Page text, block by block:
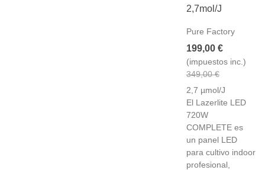
2,7mol/J
Pure Factory
199,00 €
(impuestos inc.)
349,00 €
2,7 µmol/J
El Lazerlite LED
720W
COMPLETE es
un panel LED
para cultivo indoor
profesional,